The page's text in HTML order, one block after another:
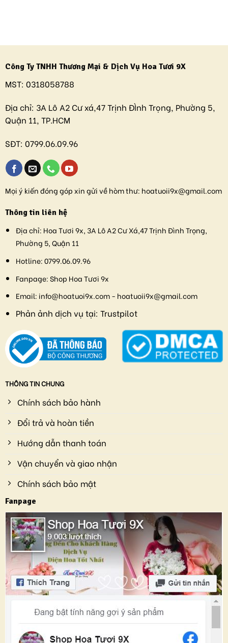
Công Ty TNHH Thương Mại & Dịch Vụ Hoa Tươi 9X
MST: 0318058788
Địa chỉ: 3A Lô A2 Cư xá,47 Trịnh ĐÌnh Trọng, Phường 5,
Quận 11, TP.HCM
SĐT: 0799.06.09.96
Mọi ý kiến đóng góp xin gửi về hòm thư: hoatuoii9x@gmail.com
Thông tin liên hệ
Địa chỉ: Hoa Tươi 9x, 3A Lô A2 Cư Xá,47 Trịnh Đình Trọng,
Phường 5, Quận 11
Hotline:0799.06.09.96
Fanpage:Shop Hoa Tươi 9x
Email: info@hoatuoi9x.com - hoatuoii9x@gmail.com
Phản ảnh dịch vụ tại: Trustpilot
THÔNG TIN CHUNG
Chính sách bảo hành
Đổi trả và hoàn tiền
Hướng dẫn thanh toán
Vận chuyển và giao nhận
Chính sách bảo mật
Fanpage